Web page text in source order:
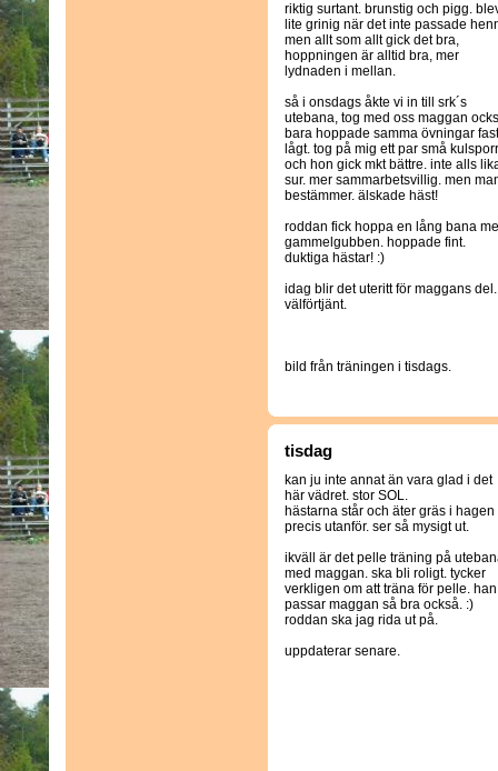
riktig surtant. brunstig och pigg.
lite grinig när det inte passade
men allt som allt gick det bra,
hoppningen är alltid bra, mer
lydnaden i mellan.
så i onsdags åkte vi in till srk´s
utebana, tog med oss maggan
bara hoppade samma övningar fast
lågt. tog på mig ett par små
och hon gick mkt bättre. inte alls
sur. mer sammarbetsvillig. men
bestämmer. älskade häst!
roddan fick hoppa en lång bana
gammelgubben. hoppade fint.
duktiga hästar! :)
idag blir det uteritt för maggans
välförtjänt.
bild från träningen i tisdags.
tisdag
kan ju inte annat än vara glad i det
här vädret. stor SOL.
hästarna står och äter gräs i hagen
precis utanför. ser så mysigt ut.
ikväll är det pelle träning på
med maggan. ska bli roligt. tycker
verkligen om att träna för pelle. han
passar maggan så bra också. :)
roddan ska jag rida ut på.
uppdaterar senare.